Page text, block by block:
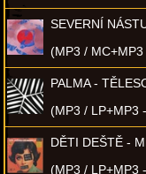
SEVERNÍ
(MP3 /
PALMA -
(MP3 / LP+MP3
DĚTI DEŠTĚ -
(MP3 / LP+MP3